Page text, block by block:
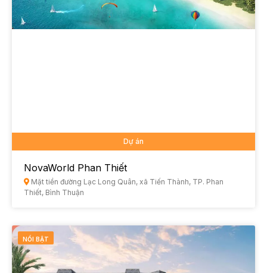
Dự án
NovaWorld Phan Thiết
Mặt tiền đường Lạc Long Quân, xã Tiến Thành, TP. Phan
Thiết, Bình Thuận
NỔI BẬT